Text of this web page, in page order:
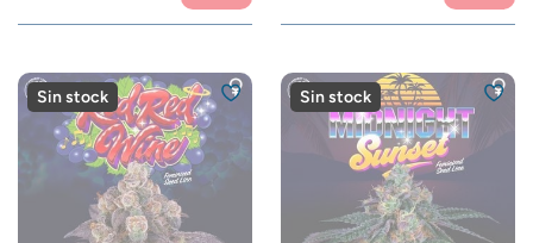
Sin stock Sin stock